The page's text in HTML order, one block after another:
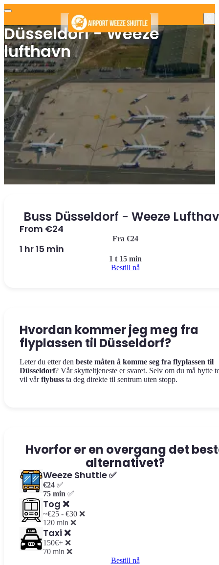
Düsseldorf - Weeze
lufthavn
Buss Düsseldorf - Weeze
From €24
Fra €24
1 hr 15 min
1 t 15 min
Bestill nå
Hvordan kommer jeg meg fra
flyplassen til Düsseldorf?
Leter du etter den beste måten å komme seg fra flyplassen til
Düsseldorf? Vår skytteltjeneste er svaret. Selv om du må bytte
vil vårflybuss ta deg direkte til sentrum uten stopp.
Hvorfor er en overgang det
alternativet?
Weeze Shuttle ✅
€24 ✅
75 min ✅
Tog ❌
~€25 - €30 ❌
120 min ❌
Taxi ❌
150€+ ❌
70 min ❌
Bestill nå